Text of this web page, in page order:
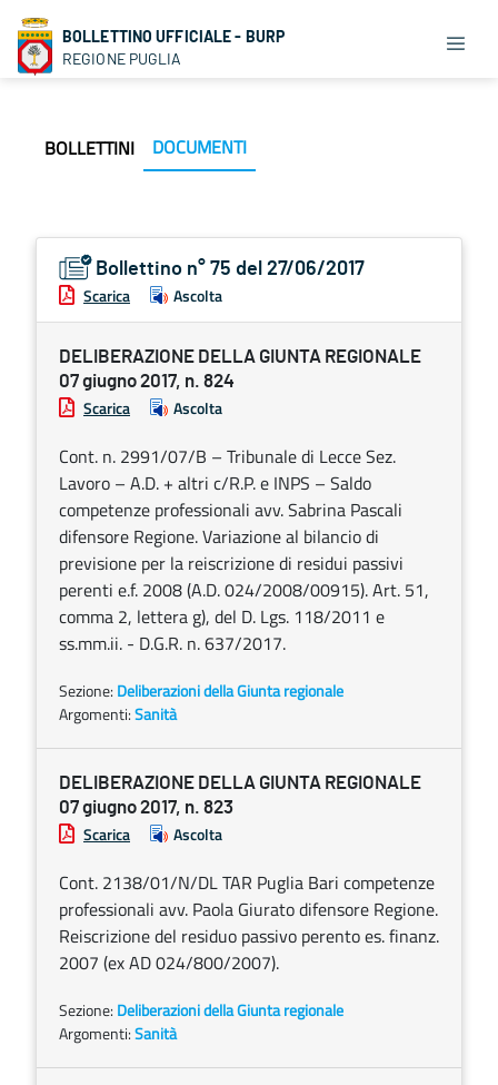
BOLLETTINO UFFICIALE - BURP
REGIONE PUGLIA
BOLLETTINI DOCUMENTI
Bollettino n° 75 del 27/06/2017
Scarica Ascolta
DELIBERAZIONE DELLA GIUNTA REGIONALE
07 giugno 2017, n. 824
Scarica Ascolta
Cont. n. 2991/07/B – Tribunale di Lecce Sez.
Lavoro – A.D. + altri c/R.P. e INPS – Saldo
competenze professionali avv. Sabrina Pascali
difensore Regione. Variazione al bilancio di
previsione per la reiscrizione di residui passivi
perenti e.f. 2008 (A.D. 024/2008/00915). Art. 51,
comma 2, lettera g), del D. Lgs. 118/2011 e
ss.mm.ii. - D.G.R. n. 637/2017.
Sezione: Deliberazioni della Giunta regionale
Argomenti:Sanità
DELIBERAZIONE DELLA GIUNTA REGIONALE
07 giugno 2017, n. 823
Scarica Ascolta
Cont. 2138/01/N/DL TAR Puglia Bari competenze
professionali avv. Paola Giurato difensore Regione.
Reiscrizione del residuo passivo perento es. finanz.
2007 (ex AD 024/800/2007).
Sezione: Deliberazioni della Giunta regionale
Argomenti:Sanità